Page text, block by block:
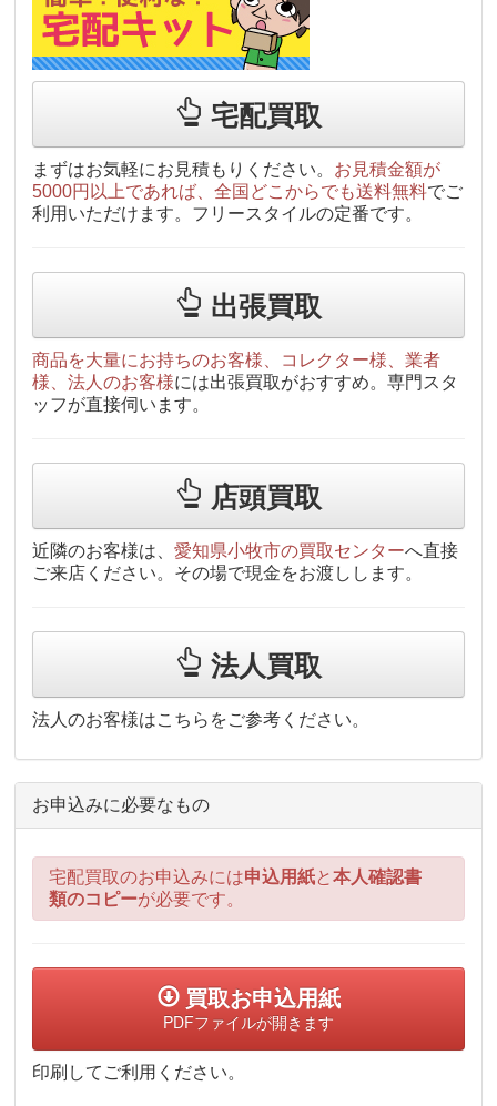
宅配買取
まずはお気軽にお見積もりください。 お見積金額が
5000円以上であれば、全国どこからでも送料無料でご
利用いただけます。フリースタイルの定番です。
出張買取
商品を大量にお持ちのお客様、コレクター様、業者
様、法人のお客様には出張買取がおすすめ。専門スタ
ッフが直接伺います。
店頭買取
近隣のお客様は、愛知県小牧市の買取センターへ直接
ご来店ください。その場で現金をお渡しします。
法人買取
法人のお客様はこちらをご参考ください。
お申込みに必要なもの
宅配買取のお申込みには申込用紙と本人確認書
類のコピーが必要です。
買取お申込用紙
PDFファイルが開きます
印刷してご利用ください。